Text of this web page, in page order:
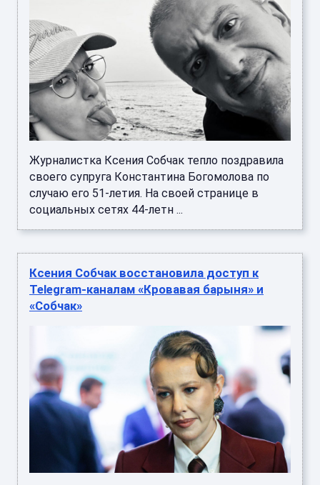
Журналистка Ксения Собчак тепло поздравила
своего супруга Константина Богомолова по
случаю его 51-летия. На своей странице в
социальных сетях 44-летн ...
Ксения Собчак восстановила доступ к
Telegram-каналам «Кровавая барыня» и
«Собчак»